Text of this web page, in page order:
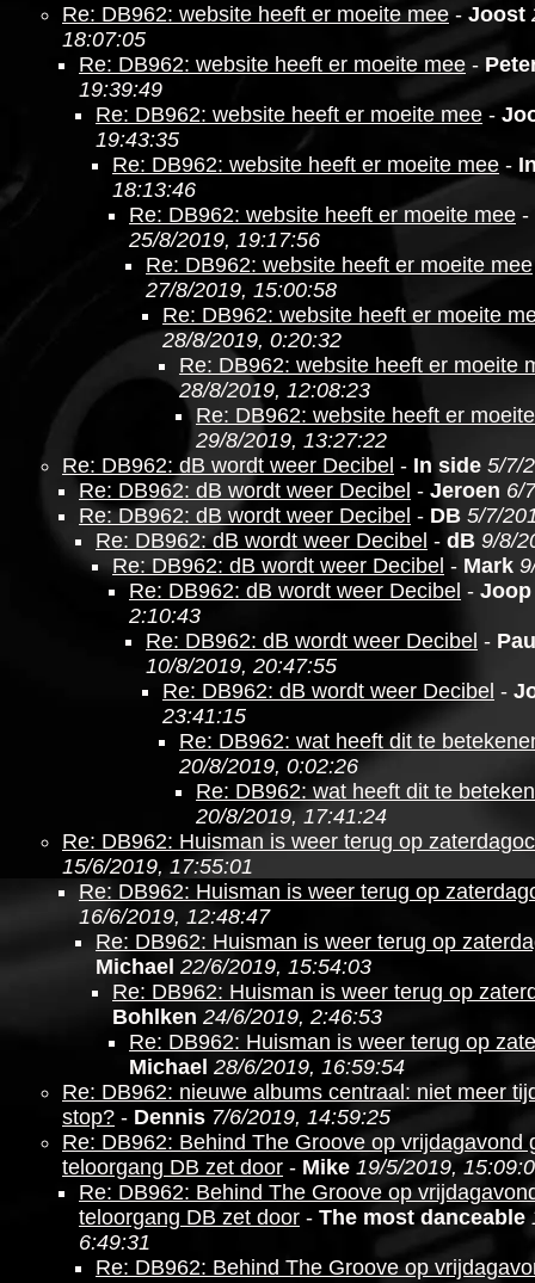
Re: DB962: website heeft er moeite mee - Joost
18:07:05
Re: DB962: website heeft er moeite mee -
19:39:49
Re: DB962: website heeft er moeite mee -
19:43:35
Re: DB962: website heeft er moeite mee -
18:13:46
Re: DB962: website heeft er moeite mee -
25/8/2019, 19:17:56
Re: DB962: website heeft er moeite mee
27/8/2019, 15:00:58
Re: DB962: website heeft er moeite
28/8/2019, 0:20:32
Re: DB962: website heeft er moeite
28/8/2019, 12:08:23
Re: DB962: website heeft er
29/8/2019, 13:27:22
Re: DB962: dB wordt weer Decibel - In side 5/7/
Re: DB962: dB wordt weer Decibel - Jeroen 6/
Re: DB962: dB wordt weer Decibel - DB 5/7/
Re: DB962: dB wordt weer Decibel - dB 9/8/
Re: DB962: dB wordt weer Decibel - Mark
Re: DB962: dB wordt weer Decibel - Joop
2:10:43
Re: DB962: dB wordt weer Decibel -
10/8/2019, 20:47:55
Re: DB962: dB wordt weer Decibel -
23:41:15
Re: DB962: wat heeft dit te
20/8/2019, 0:02:26
Re: DB962: wat heeft dit te
20/8/2019, 17:41:24
Re: DB962: Huisman is weer terug op
15/6/2019, 17:55:01
Re: DB962: Huisman is weer terug op
16/6/2019, 12:48:47
Re: DB962: Huisman is weer terug op
Michael 22/6/2019, 15:54:03
Re: DB962: Huisman is weer terug op
Bohlken 24/6/2019, 2:46:53
Re: DB962: Huisman is weer terug op
Michael 28/6/2019, 16:59:54
Re: DB962: nieuwe albums centraal: niet meer
stop? - Dennis 7/6/2019, 14:59:25
Re: DB962: Behind The Groove op vrijdagavond
teloorgang DB zet door - Mike 19/5/2019,
Re: DB962: Behind The Groove op
teloorgang DB zet door - The most danceable
6:49:31
Re: DB962: Behind The Groove op